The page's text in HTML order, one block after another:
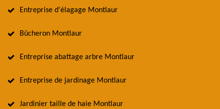
Entreprise d'élagage Montlaur
Bûcheron Montlaur
Entreprise abattage arbre Montlaur
Entreprise de jardinage Montlaur
Jardinier taille de haie Montlaur